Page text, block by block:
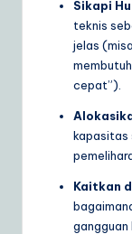
Sikapi
teknis
jelas
cepat”).
kapasitas
Kaitkan
gangguan